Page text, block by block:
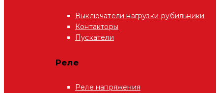
Выключатели нагрузки-рубильники
Контакторы
Пускатели
Реле
Реле напряжения